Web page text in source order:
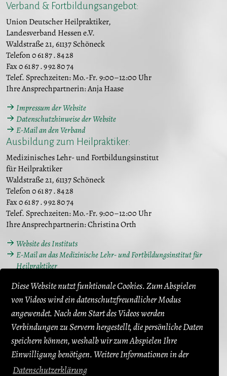
Diese Website nutzt funktionale Cookies. Zum Abspielen
von Videos wird ein datenschutzfreundlicher Modus
angewendet. Nach dem Start des Videos werden
Verbindungen zu Servern hergestellt, die persönliche Daten
speichern können, weshalb wir zum Abspielen Ihre
Einwilligung benötigen. Weitere Informationen in der
Datenschutzerklärung
Verband & Fortbildungsangebot:
Union Deutscher Heilpraktiker,
Landesverband Hessen e.V.
Waldstraße 21, 61137 Schöneck
Telefon 0 61 87 . 84 28
Fax 0 61 87 . 9 92 80 74
Telef. Sprechzeiten: Mo.-Fr. 9:00–12:00 Uhr
Ihre Ansprechpartnerin: Anja Haase
Impressum der Website
Datenschutzhinweise der Website
E-Mail an den Verband
Ausbildung zum Heilpraktiker:
Medizinisches Lehr- und Fortbildungsinstitut
für Heilpraktiker
Waldstraße 21, 61137 Schöneck
Telefon 0 61 87 . 84 28
Fax 0 61 87 . 9 92 80 74
Telef. Sprechzeiten: Mo.-Fr. 9:00–12:00 Uhr
Ihre Ansprechpartnerin: Christina Orth
Website des Instituts
E-Mail an das Medizinische Lehr- und Fortbildungsinstitut für
Heilpraktiker
Prüfungsvorbereitung Heilpraktiker für
Psychotherapie:
Heilpraktiker-Institut für Psychotherapie Rothwiesenring 10,
64546 Mörfelden-Walldorf Telefon 0171 . 86 570 15
Ihr Ansprechpartner: Dr. phil. Thomas Lindner
Website des Heilpraktiker-Instituts
E-Mail an das Heilpraktiker-Institut